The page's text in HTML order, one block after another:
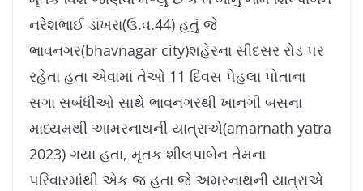
નરેશભાઈ ડાંખરા(ઉ.વ.44) હતું જે
ભાવનગર(bhavnagar city)શહેરના સીદસર રોડ પર
રહેતા હતા એવામાં તેઓ 11 દિવસ પેહલા પોતાના
સગા સબંધીઓ સાથે ભાવનગરથી ખાનગી બસના
માધ્યમથી આમરનાથની યાત્રાએ(amarnath yatra
2023) ગયા હતા, મૃતક શીલપાબેન તેમના
પરિવારમાંથી એક જ હતા જે અમરનાથની યાત્રાએ